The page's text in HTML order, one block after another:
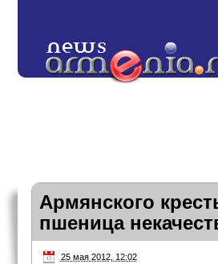
Армянского
пшеница
25 мая 2012, 12:02